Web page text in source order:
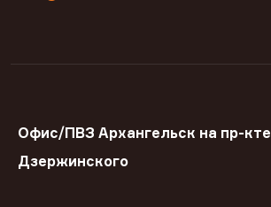
Офис/ПВЗ Архангельск на пр-кте
Дзержинского